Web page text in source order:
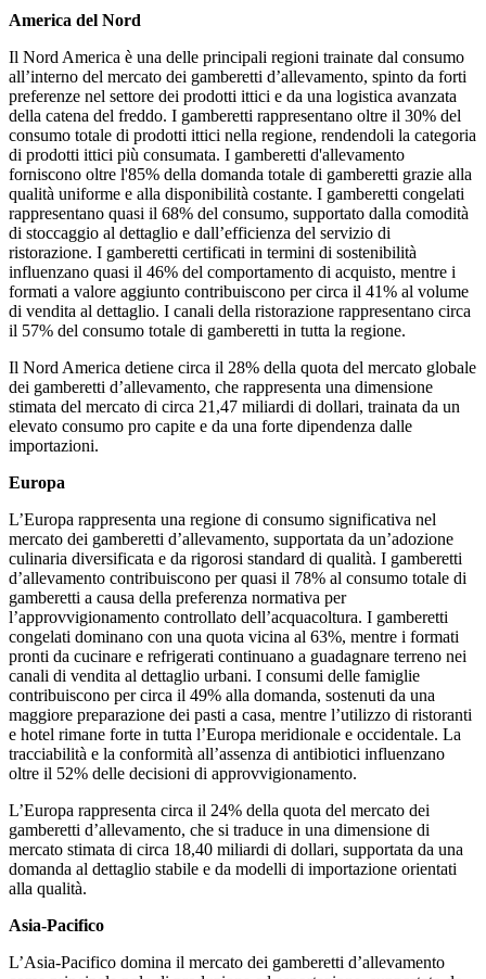
America del Nord
Il Nord America è una delle principali regioni trainate dal consumo
all’interno del mercato dei gamberetti d’allevamento, spinto da forti
preferenze nel settore dei prodotti ittici e da una logistica avanzata
della catena del freddo. I gamberetti rappresentano oltre il 30% del
consumo totale di prodotti ittici nella regione, rendendoli la categoria
di prodotti ittici più consumata. I gamberetti d'allevamento
forniscono oltre l'85% della domanda totale di gamberetti grazie alla
qualità uniforme e alla disponibilità costante. I gamberetti congelati
rappresentano quasi il 68% del consumo, supportato dalla comodità
di stoccaggio al dettaglio e dall’efficienza del servizio di
ristorazione. I gamberetti certificati in termini di sostenibilità
influenzano quasi il 46% del comportamento di acquisto, mentre i
formati a valore aggiunto contribuiscono per circa il 41% al volume
di vendita al dettaglio. I canali della ristorazione rappresentano circa
il 57% del consumo totale di gamberetti in tutta la regione.
Il Nord America detiene circa il 28% della quota del mercato globale
dei gamberetti d’allevamento, che rappresenta una dimensione
stimata del mercato di circa 21,47 miliardi di dollari, trainata da un
elevato consumo pro capite e da una forte dipendenza dalle
importazioni.
Europa
L’Europa rappresenta una regione di consumo significativa nel
mercato dei gamberetti d’allevamento, supportata da un’adozione
culinaria diversificata e da rigorosi standard di qualità. I gamberetti
d’allevamento contribuiscono per quasi il 78% al consumo totale di
gamberetti a causa della preferenza normativa per
l’approvvigionamento controllato dell’acquacoltura. I gamberetti
congelati dominano con una quota vicina al 63%, mentre i formati
pronti da cucinare e refrigerati continuano a guadagnare terreno nei
canali di vendita al dettaglio urbani. I consumi delle famiglie
contribuiscono per circa il 49% alla domanda, sostenuti da una
maggiore preparazione dei pasti a casa, mentre l’utilizzo di ristoranti
e hotel rimane forte in tutta l’Europa meridionale e occidentale. La
tracciabilità e la conformità all’assenza di antibiotici influenzano
oltre il 52% delle decisioni di approvvigionamento.
L’Europa rappresenta circa il 24% della quota del mercato dei
gamberetti d’allevamento, che si traduce in una dimensione di
mercato stimata di circa 18,40 miliardi di dollari, supportata da una
domanda al dettaglio stabile e da modelli di importazione orientati
alla qualità.
Asia-Pacifico
L’Asia-Pacifico domina il mercato dei gamberetti d’allevamento